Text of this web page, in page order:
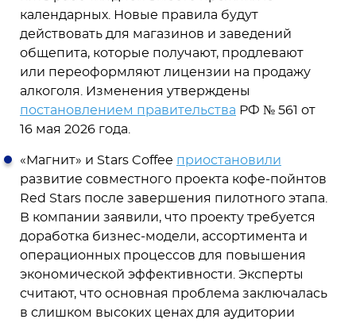
календарных. Новые правила будут
действовать для магазинов и заведений
общепита, которые получают, продлевают
или переоформляют лицензии на продажу
алкоголя. Изменения утверждены
постановлением правительства РФ № 561 от
16 мая 2026 года.
«Магнит» и Stars Coffee приостановили
развитие совместного проекта кофе-пойнтов
Red Stars после завершения пилотного этапа.
В компании заявили, что проекту требуется
доработка бизнес-модели, ассортимента и
операционных процессов для повышения
экономической эффективности. Эксперты
считают, что основная проблема заключалась
в слишком высоких ценах для аудитории